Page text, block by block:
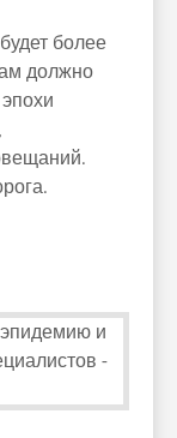
более
должно